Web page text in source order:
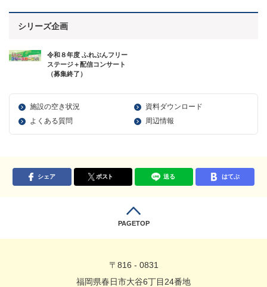
シリーズ企画
令和８年度 ふれぶんフリー
ステージ＋配信コンサート
（募集終了）
施設の空き状況
資料ダウンロード
よくある質問
周辺情報
シェア ポスト 送る はてぶ
PAGETOP
〒816 - 0831
福岡県春日市大谷6丁目24番地